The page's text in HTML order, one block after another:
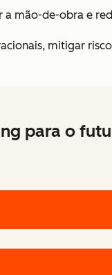
mão-de-obra e
mitigar
para o